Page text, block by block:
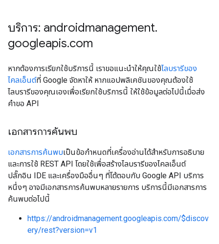
บริการ: androidmanagement.
googleapis.com
หากต้องการเรียกใช้บริการนี้ เราขอแนะนำให้คุณใช้ไลบรารีของ
ไคลเอ็นต์ที่ Google จัดหาให้ หากแอปพลิเคชันของคุณต้องใช้
ไลบรารีของคุณเองเพื่อเรียกใช้บริการนี้ ให้ใช้ข้อมูลต่อไปนี้เมื่อส่ง
คำขอ API
เอกสารการค้นพบ
เอกสารการค้นพบเป็นข้อกำหนดที่เครื่องอ่านได้สำหรับการอธิบาย
และการใช้ REST API โดยใช้เพื่อสร้างไลบรารีของไคลเอ็นต์
ปลั๊กอิน IDE และเครื่องมืออื่นๆ ที่โต้ตอบกับ Google API บริการ
หนึ่งๆ อาจมีเอกสารการค้นพบหลายรายการ บริการนี้มีเอกสารการ
ค้นพบต่อไปนี้
https://androidmanagement.googleapis.com/$discov
ery/rest?version=v1